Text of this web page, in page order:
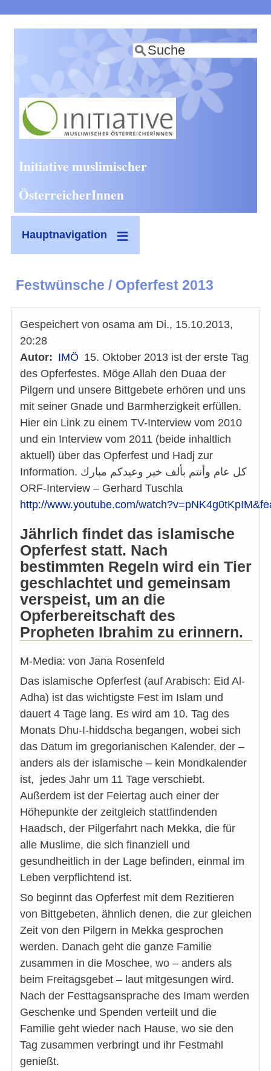
zum
Inhalt
Suche
Initiative muslimischer
ÖsterreicherInnen
Hauptnavigation
Festwünsche / Opferfest 2013
Gespeichert von osama am Di., 15.10.2013,
20:28
Autor
IMÖ 15. Oktober 2013 ist der erste Tag
des Opferfestes. Möge Allah den Duaa der
Pilgern und unsere Bittgebete erhören und uns
mit seiner Gnade und Barmherzigkeit erfüllen.
Hier ein Link zu einem TV-Interview vom 2010
und ein Interview vom 2011 (beide inhaltlich
aktuell) über das Opferfest und Hadj zur
Information. كل عام وأنتم بألف خير وعيدكم مبارك
ORF-Interview – Gerhard Tuschla
http://www.youtube.com/
Jährlich findet das islamische
Opferfest statt. Nach
bestimmten Regeln wird ein Tier
geschlachtet und gemeinsam
verspeist, um an die
Opferbereitschaft des
Propheten Ibrahim zu erinnern.
M-Media: von Jana Rosenfeld
Das islamische Opferfest (auf Arabisch: Eid Al-
Adha) ist das wichtigste Fest im Islam und
dauert 4 Tage lang. Es wird am 10. Tag des
Monats Dhu-I-hiddscha begangen, wobei sich
das Datum im gregorianischen Kalender, der –
anders als der islamische – kein Mondkalender
ist, jedes Jahr um 11 Tage verschiebt.
Außerdem ist der Feiertag auch einer der
Höhepunkte der zeitgleich stattfindenden
Haadsch, der Pilgerfahrt nach Mekka, die für
alle Muslime, die sich finanziell und
gesundheitlich in der Lage befinden, einmal im
Leben verpflichtend ist.
So beginnt das Opferfest mit dem Rezitieren
von Bittgebeten, ähnlich denen, die zur gleichen
Zeit von den Pilgern in Mekka gesprochen
werden. Danach geht die ganze Familie
zusammen in die Moschee, wo – anders als
beim Freitagsgebet – laut mitgesungen wird.
Nach der Festtagsansprache des Imam werden
Geschenke und Spenden verteilt und die
Familie geht wieder nach Hause, wo sie den
Tag zusammen verbringt und ihr Festmahl
genießt.